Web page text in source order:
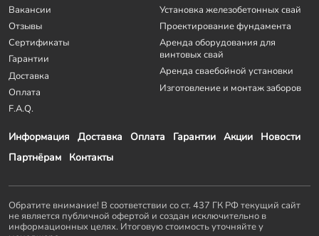
Информация Доставка Оплата Гарантии Акции
Новости
Партнёрам
Контакты
Вакансии
Отзывы
Сертификаты
Гарантии
Доставка
Оплата
F.A.Q.
Установка железобетонных свай
Проектирование фундамента
Аренда оборудования для
винтовых свай
Аренда сваебойной установки
Изготовление и монтаж заборов
Обратите внимание! В соответствии со ст. 437 ГК РФ текущий сайт
не является публичной офертой и создан исключительно в
информационных целях. Итоговую стоимость уточняйте у